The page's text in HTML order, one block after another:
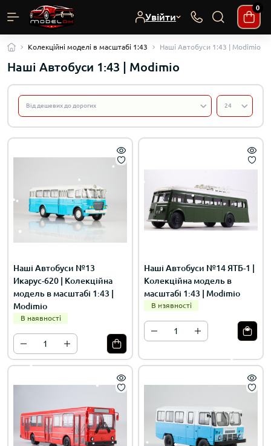
Увійти
0
Колекційні моделі в масштабі 1:43 Наші Автобуси 1:43 | Modimio
Наші Автобуси 1:43 | Modimio
Наші Автобуси №13
Икарус-620 | Колекційна
модель в масштабі 1:43 |
Modimio
В наявності
Наші Автобуси №14 ЯТБ-1 |
Колекційна модель в
масштабі 1:43 | Modimio
В наявності